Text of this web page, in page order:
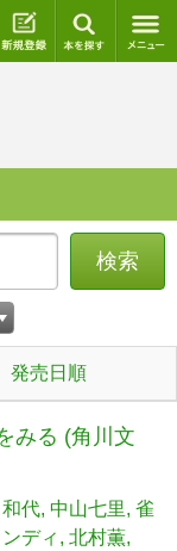
ログイン 新規登録
検索
発売日順
みる (角川文
代 中山七里 雀
ディ
北村薫